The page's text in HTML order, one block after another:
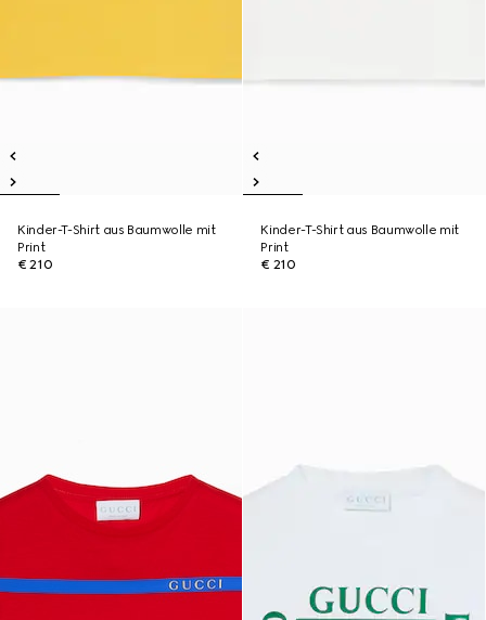
Kinder-T-Shirt aus Baumwolle mit
Print
€ 210
Kinder-T-Shirt aus Baumwolle mit
Print
€ 210